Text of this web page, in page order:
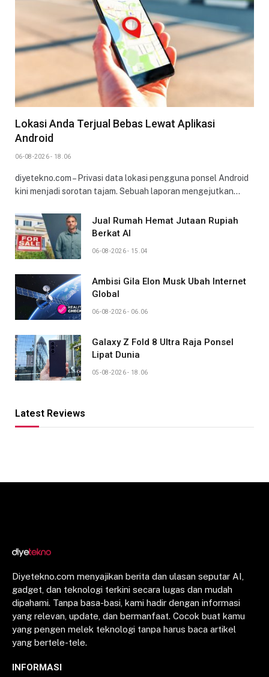
Lokasi Anda Terjual Bebas Lewat Aplikasi
Android
06-08-2026 - 18.06
diyetekno.com – Privasi data lokasi pengguna ponsel Android
kini menjadi sorotan tajam. Sebuah laporan mengejutkan…
Jual Rumah Hemat Jutaan Rupiah
Berkat AI
06-08-2026 - 15.04
Ambisi Gila Elon Musk Ubah Internet
Global
06-08-2026 - 06.06
Galaxy Z Fold 8 Ultra Raja Ponsel
Lipat Dunia
05-08-2026 - 18.06
Latest Reviews
Diyetekno.com menyajikan berita dan ulasan seputar AI,
gadget, dan teknologi terkini secara lugas dan mudah
dipahami. Tanpa basa-basi, kami hadir dengan informasi
yang relevan, update, dan bermanfaat. Cocok buat kamu
yang pengen melek teknologi tanpa harus baca artikel
yang bertele-tele.
INFORMASI